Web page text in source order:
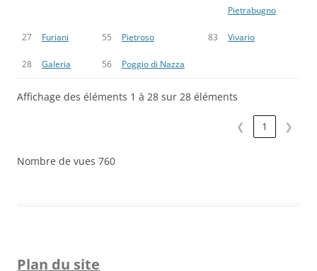
Pietrabugno
27 Furiani 55 Pietroso 83 Vivario
28 Galeria 56 Poggio di Nazza
Affichage des éléments 1 à 28 sur 28 éléments
❮ 1 ❯
Nombre de vues 760
Plan du site